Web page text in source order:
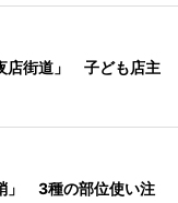
店街道」 子ども店主
」 3種の部位使い注